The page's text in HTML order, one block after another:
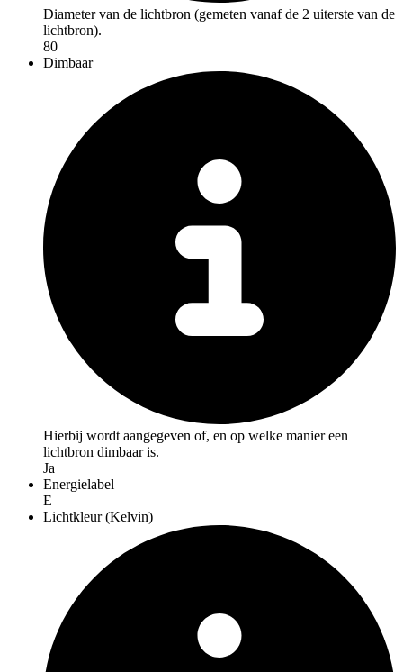
Diameter van de lichtbron (gemeten vanaf de 2 uiterste van de
lichtbron).
80
Dimbaar
Hierbij wordt aangegeven of, en op welke manier een
lichtbron dimbaar is.
Ja
Energielabel
E
Lichtkleur (Kelvin)